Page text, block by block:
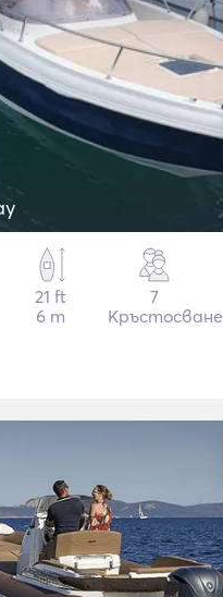
21 ft
6 m
7
Кръстосване